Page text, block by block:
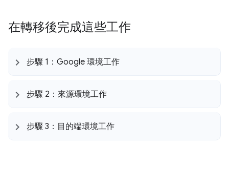
在轉移後完成這些工作
步驟 1：Google 環境工作
步驟 2：來源環境工作
步驟 3：目的端環境工作